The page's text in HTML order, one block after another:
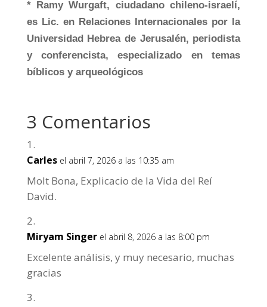
* Ramy Wurgaft, ciudadano chileno-israelí,
es Lic. en Relaciones Internacionales por la
Universidad Hebrea de Jerusalén, periodista
y conferencista, especializado en temas
bíblicos y arqueológicos
3 Comentarios
Carles el abril 7, 2026 a las 10:35 am
Molt Bona, Explicacio de la Vida del Reí
David.
Miryam Singer el abril 8, 2026 a las 8:00 pm
Excelente análisis, y muy necesario, muchas
gracias